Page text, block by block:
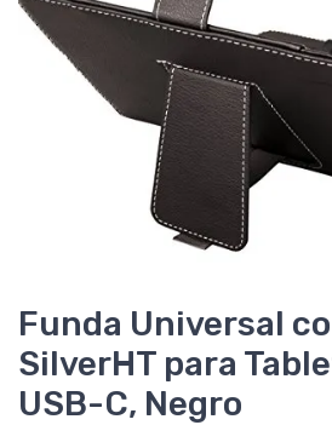
Funda Universal
SilverHT para
USB-C, Negro